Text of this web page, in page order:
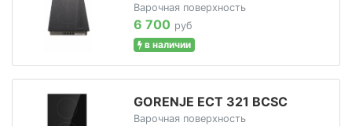
Варочная поверхность
6 700 руб
в наличии
GORENJE ECT 321 BCSC
Варочная поверхность